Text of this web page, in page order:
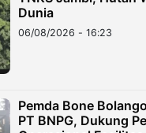
Dunia
06/08/2026 - 16:23
Pemda Bone
PT BNPG, Dukung